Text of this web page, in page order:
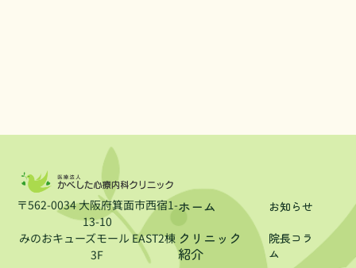
〒562-0034 大阪府箕面市西宿1-
13-10
みのおキューズモール EAST2棟
3F
ホーム
クリニック
紹介
お知らせ
院長コラ
ム